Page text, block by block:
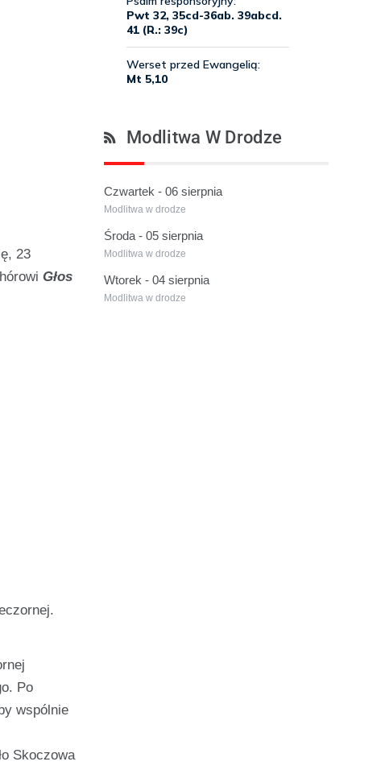
23
Głos
Po
wspólnie
Skoczowa
Modlitwa W Drodze
Czwartek - 06 sierpnia
Modlitwa w drodze
Środa - 05 sierpnia
Modlitwa w drodze
Wtorek - 04 sierpnia
Modlitwa w drodze